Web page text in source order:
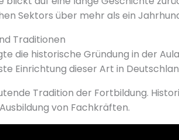
Sektors über mehr als ein
Traditionen
die historische Gründung in der
Einrichtung dieser Art in
Tradition der Fortbildung.
von Fachkräften.